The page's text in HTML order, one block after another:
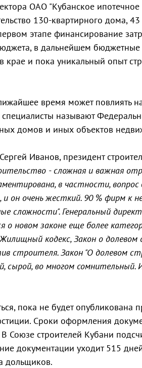
ОАО "Кубанское ипотечное
130-квартирного дома,
этапе финансирование
в дальнейшем бюджетные
и пока уникальный опыт
время может повлиять
называют
домов и иных объектов
Иванов, президент
- сложная и важная
в частности, вопрос
он очень жесткий. 90 % фирм к
сложности". Генеральный
о новом законе еще более
кодекс, Закон о
строителя. Закон "О долевом
сырой, во многом
пока не будет опубликована
Сроки оформления
Союзе строителей Кубани
документации уходит 515
дольщиков.